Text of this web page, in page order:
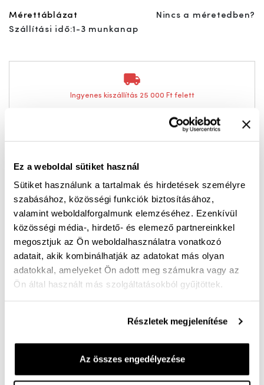
Ez a weboldal sütiket használ
Sütiket használunk a tartalmak és hirdetések személyre
szabásához, közösségi funkciók biztosításához,
valamint weboldalforgalmunk elemzéséhez. Ezenkívül
közösségi média-, hirdető- és elemező partnereinkkel
megosztjuk az Ön weboldalhasználatra vonatkozó
adatait, akik kombinálhatják az adatokat más olyan
adatokkal, amelyeket Ön adott meg számukra vagy az
Ön által használt más szolgáltatásokból gyűjtöttek.
Részletek megjelenítése
Az összes engedélyezése
Mérettáblázat
Nincs a méretedben?
Szállítási idő:1-3 munkanap
Ingyenes kiszállítás 25 000 Ft felett
Férfi bőr cipő – maximális kényelem és praktikum
Ez a férfi bőr cipő ideális választás mindazok
számára, akik a kényelmet és a minőséget keresik a
mindennapokban. A természetes bőr felsőrész
elegáns megjelenést biztosít, miközben tartós és jól
szellőzik, így egész napos viselet esetén is komfortos
kényelmi talpbetét puhán alátámasztja a talpat,
csökkenti a terhelést és hozzájárul a fáradtságérzet
mérsékléséhez.